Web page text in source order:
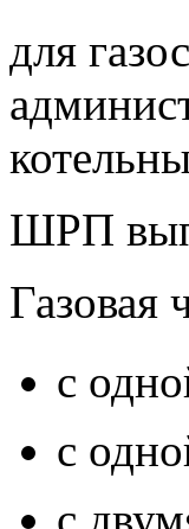
для
ШРП
Газовая
с
с
с